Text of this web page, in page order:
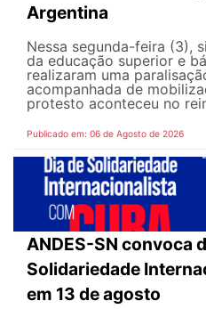
Argentina
Nessa segunda-feira (3),
da educação superior e
realizaram uma
acompanhada de
protesto aconteceu no
Publicado em: 06 de Agosto de 2026
ANDES-SN convoca
Solidariedade
em 13 de agosto